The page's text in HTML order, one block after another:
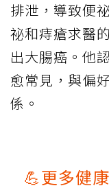
排泄，導致便
祕和痔瘡求醫
出大腸癌。他
愈常見，與偏
係。
💪更多健